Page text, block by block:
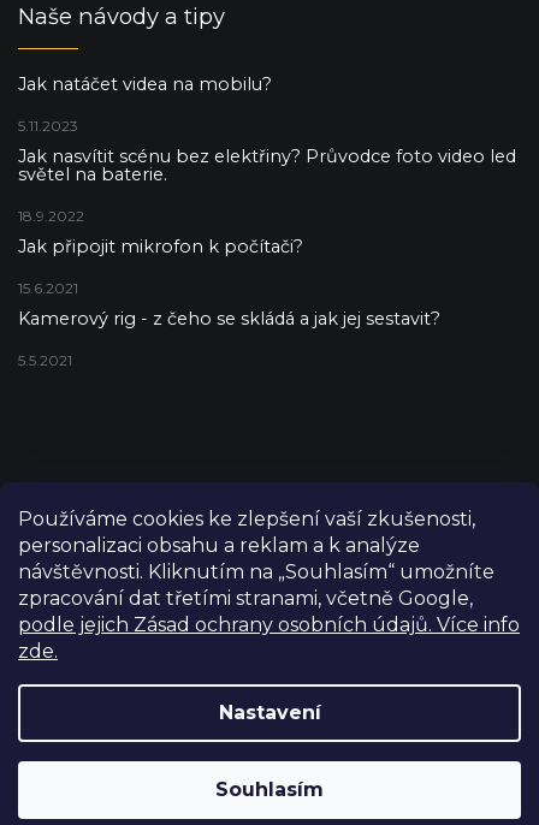
Používáme cookies ke zlepšení vaší zkušenosti,
personalizaci obsahu a reklam a k analýze
návštěvnosti. Kliknutím na „Souhlasím“ umožníte
zpracování dat třetími stranami, včetně Google,
podle jejich Zásad ochrany osobních údajů. Více info
zde.
Nastavení
Souhlasím
Výdejní sklad Praha: PO–PÁ 8:00–16:00. Při objednání a
Naše návody a tipy
Jak natáčet videa na mobilu?
5.11.2023
Jak nasvítit scénu bez elektřiny? Průvodce foto video led
světel na baterie.
18.9.2022
Jak připojit mikrofon k počítači?
15.6.2021
Kamerový rig - z čeho se skládá a jak jej sestavit?
5.5.2021
Vytvořil Shoptet
Copyright 2026FILM-TECHNIKA. Všechna práva vyhrazena.
Upravit nastavení cookies